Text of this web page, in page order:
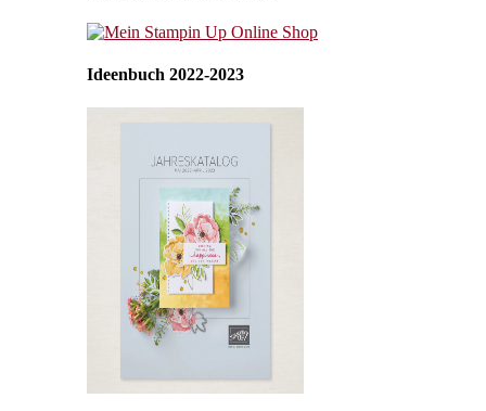
Ideenbuch 2022-2023